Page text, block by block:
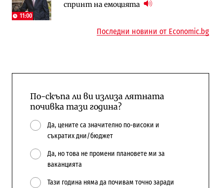
11:00
спринт на емоцията
няколко седмици, ако сушата продължи
попадат в капан на обществените
Последни новини от Economic.bg
По-скъпа ли ви излиза лятната
почивка тази година?
Да, цените са значително по-високи и
съкратих дни/бюджет
Да, но това не промени плановете ми за
ваканцията
Тази година няма да почивам точно заради